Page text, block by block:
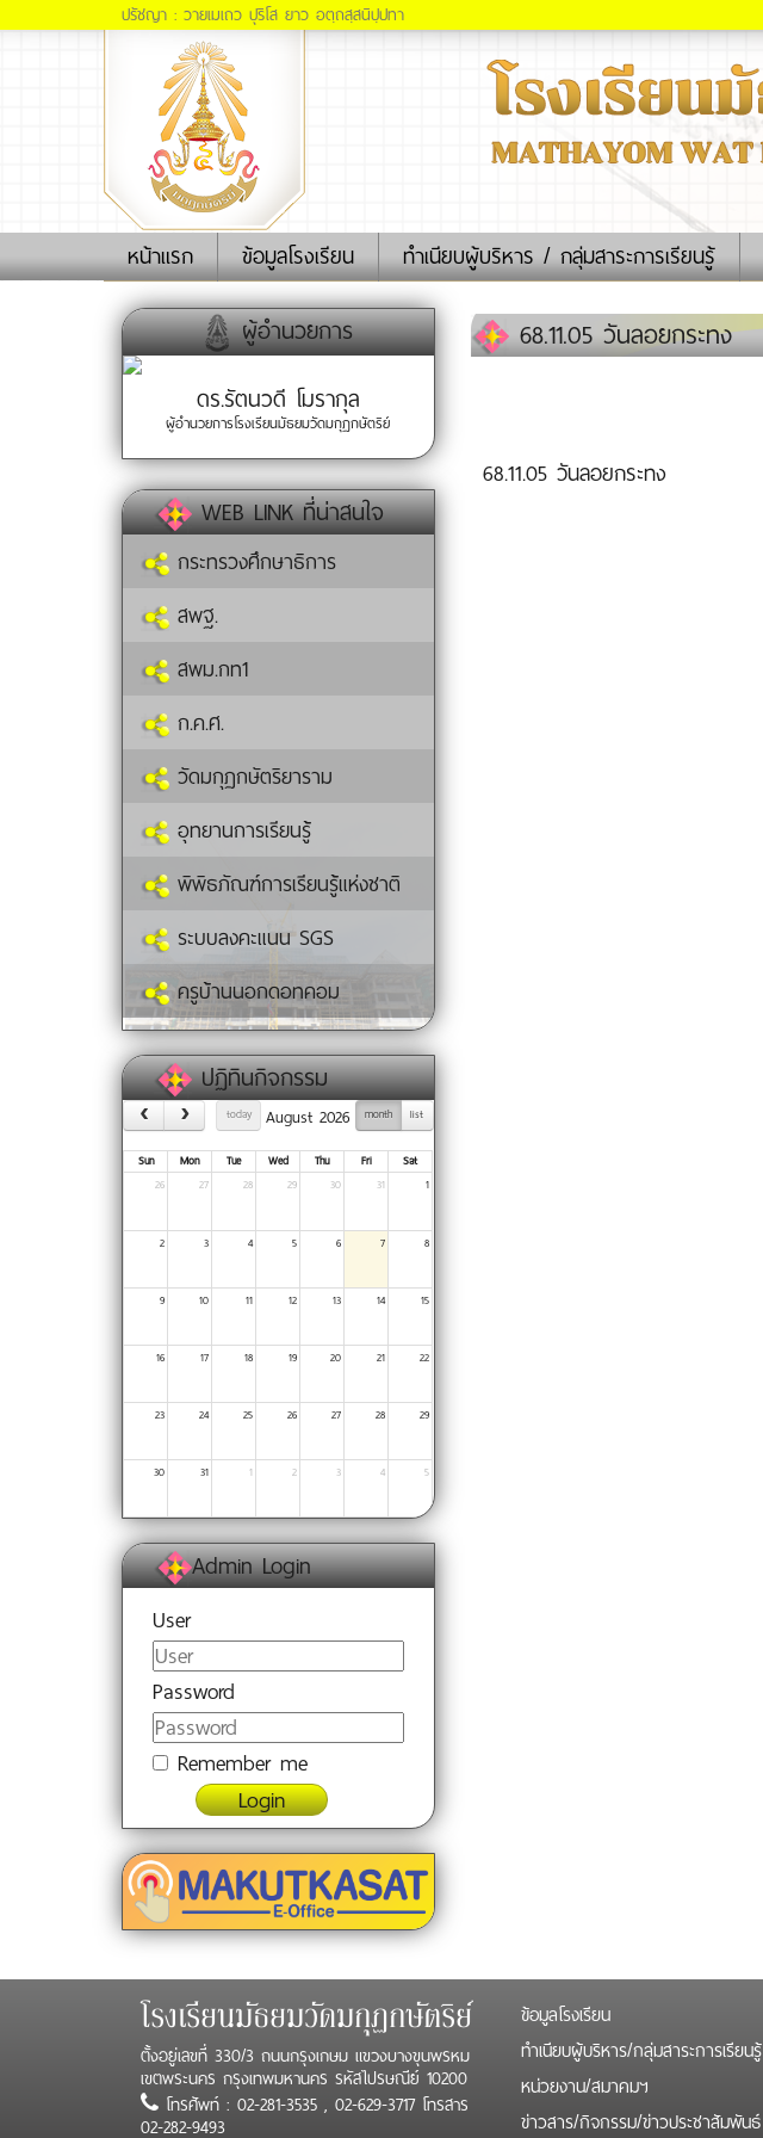
ปรัชญา : วายเมเถว ปุริโส ยาว อตฺถสฺสนิปฺปทา
หน้าแรก(current)ข้อมูลโรงเรียน ทำเนียบผู้บริหาร / กลุ่มสาระการเรียนรู้
ผู้อำนวยการ
ดร.รัตนวดี โมรากุล
ผู้อำนวยการโรงเรียนมัธยมวัดมกุฏกษัตริย์
WEB LINK ที่น่าสนใจ
กระทรวงศึกษาธิการ
สพฐ.
สพม.กท1
ก.ค.ศ.
วัดมกุฏกษัตริยาราม
อุทยานการเรียนรู้
พิพิธภัณฑ์การเรียนรู้แห่งชาติ
ระบบลงคะแนน SGS
ครูบ้านนอกดอทคอม
ปฏิทินกิจกรรม
today month list
August 2026
Sun Mon Tue Wed Thu Fri
Sat
26
27 28 29 30 31 1
2 3 4 5 6 7 8
9 10 11 12 13 14 15
16 17 18 19 20 21 22
23 24 25 26 27 28 29
30 31 1 2 3 4 5
Admin Login
User
Password
Remember me
Login
68.11.05 วันลอยกระทง
68.11.05 วันลอยกระทง
โรงเรียนมัธยมวัดมกุฏกษัตริย์
ตั้งอยู่เลขที่ 330/3 ถนนกรุงเกษม แขวงบางขุนพรหม
เขตพระนคร กรุงเทพมหานคร รหัสไปรษณีย์ 10200
โทรศัพท์ : 02-281-3535 , 02-629-3717 โทรสาร
02-282-9493
ข้อมูลโรงเรียน
ทำเนียบผู้บริหาร/กลุ่มสาระการเรียนรู้
หน่วยงาน/สมาคมฯ
ข่าวสาร/กิจกรรม/ข่าวประชาสัมพันธ์